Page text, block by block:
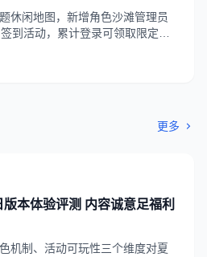
休闲地图，新增角色沙滩管理员
到活动，累计登录可领取限定头
更多
版本体验评测 内容诚意足福利
机制、活动可玩性三个维度对夏